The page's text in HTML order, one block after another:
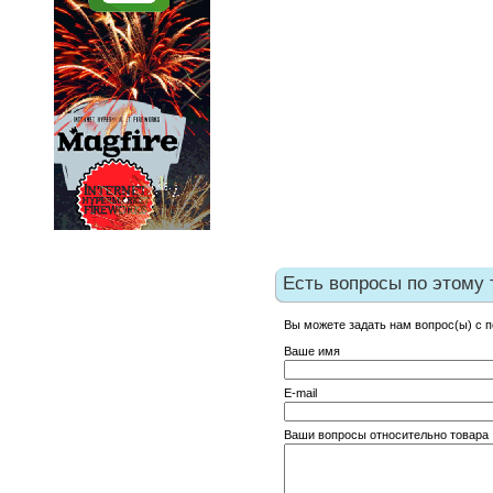
Есть вопросы по этому
Вы можете задать нам вопрос(ы)
Ваше имя
E-mail
Ваши вопросы относительно товара